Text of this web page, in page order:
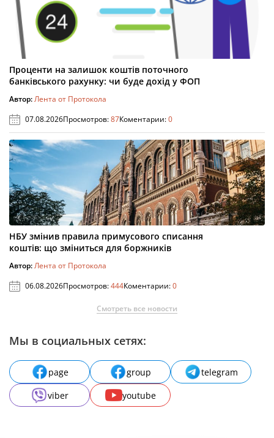
Проценти на залишок коштів поточного
банківського рахунку: чи буде дохід у ФОП
Автор:Лента от Протокола
07.08.2026Просмотров:87Коментарии:0
НБУ змінив правила примусового списання
коштів: що зміниться для боржників
Автор:Лента от Протокола
06.08.2026Просмотров:444Коментарии:0
Смотреть все новости
Мы в социальных сетях:
page group
telegram
viber
youtube